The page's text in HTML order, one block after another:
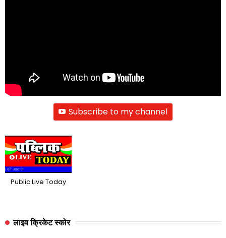
Subscribe to my channel
Public Live Today
लाइव क्रिकेट स्कोर